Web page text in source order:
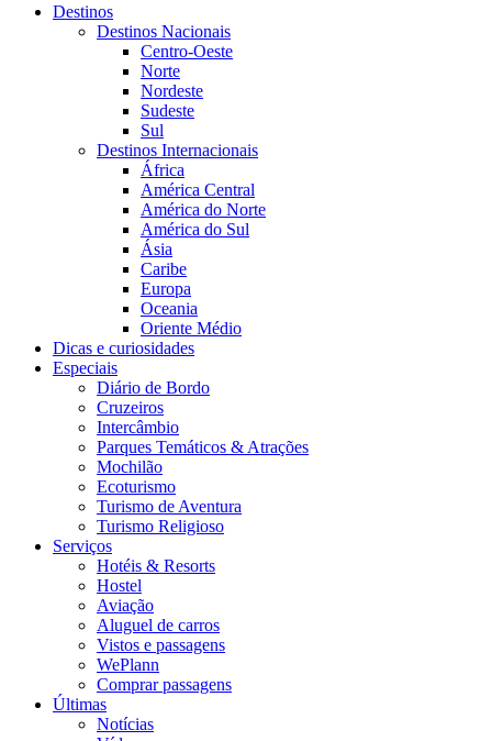
Destinos
Destinos Nacionais
Centro-Oeste
Norte
Nordeste
Sudeste
Sul
Destinos Internacionais
África
América Central
América do Norte
América do Sul
Ásia
Caribe
Europa
Oceania
Oriente Médio
Dicas e curiosidades
Especiais
Diário de Bordo
Cruzeiros
Intercâmbio
Parques Temáticos & Atrações
Mochilão
Ecoturismo
Turismo de Aventura
Turismo Religioso
Serviços
Hotéis & Resorts
Hostel
Aviação
Aluguel de carros
Vistos e passagens
WePlann
Comprar passagens
Últimas
Notícias